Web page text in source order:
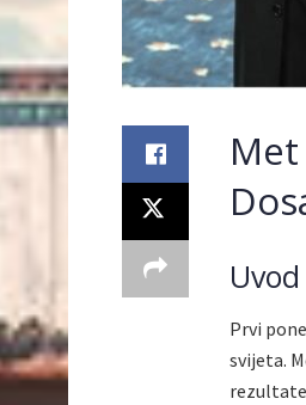
Uvod
Prvi
svijeta.